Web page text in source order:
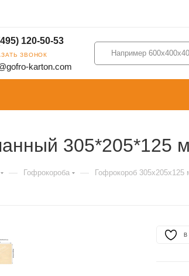
120-50-53
ЗВОНОК
karton.com
305*205*125
— Гофрокороба — Гофрокороб
В